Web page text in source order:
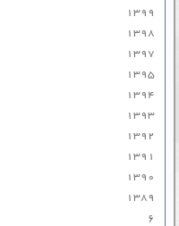
۱۳۹۹
۱۳۹۸
۱۳۹۷
۱۳۹۵
۱۳۹۴
۱۳۹۳
۱۳۹۲
۱۳۹۱
۱۳۹۰
۱۳۸۹
۶